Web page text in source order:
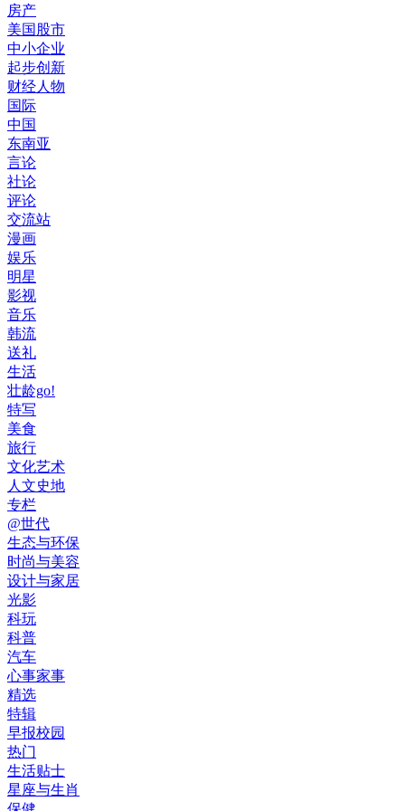
房产
美国股市
中小企业
起步创新
财经人物
国际
中国
东南亚
言论
社论
评论
交流站
漫画
娱乐
明星
影视
音乐
韩流
送礼
生活
壮龄go!
特写
美食
旅行
文化艺术
人文史地
专栏
@世代
生态与环保
时尚与美容
设计与家居
光影
科玩
科普
汽车
心事家事
精选
特辑
早报校园
热门
生活贴士
星座与生肖